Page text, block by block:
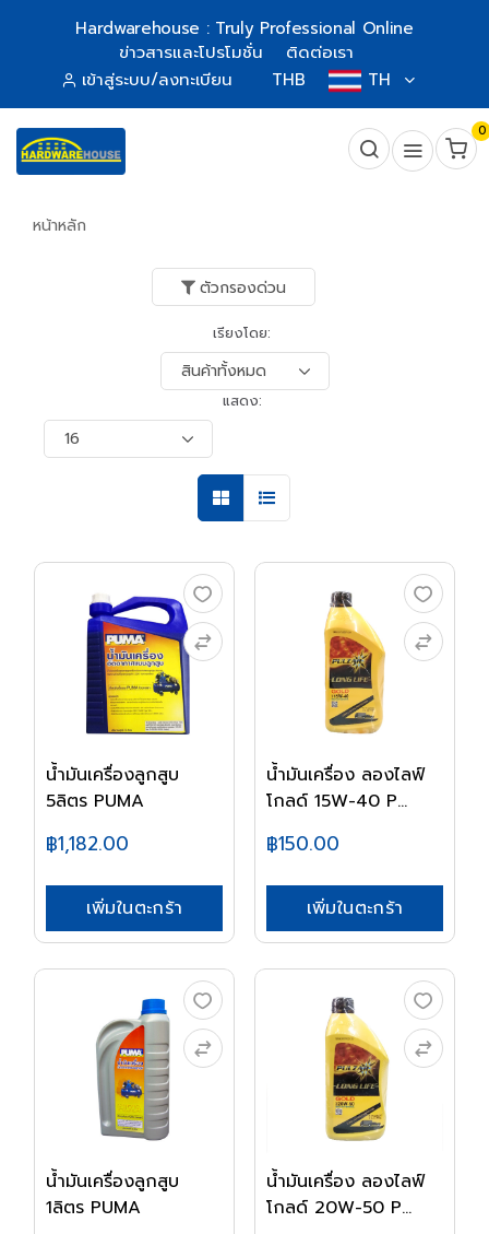
Hardwarehouse : Truly Professional Online
ข่าวสารและโปรโมชั่น
ติดต่อเรา
เข้าสู่ระบบ/ลงทะเบียน
THB TH
0
หน้าหลัก
ตัวกรองด่วน
เรียงโดย:
แสดง:
น้ำมันเครื่องลูกสูบ
5ลิตร PUMA
฿1,182.00
เพิ่มในตะกร้า
น้ำมันเครื่อง ลองไลฟ์
โกลด์ 15W-40 P...
฿150.00
เพิ่มในตะกร้า
น้ำมันเครื่องลูกสูบ
1ลิตร PUMA
น้ำมันเครื่อง ลองไลฟ์
โกลด์ 20W-50 P...